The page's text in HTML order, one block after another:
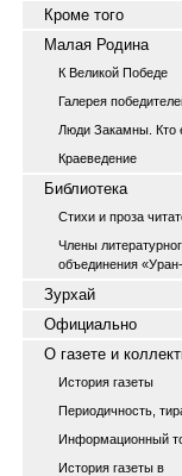
Кроме того
Малая Родина
К Великой Победе
Галерея
Люди Закамны. Кто
Краеведение
Библиотека
Стихи и проза
Члены
объединения
Зурхай
Официально
О газете и
История газеты
Периодичность,
Информационный
История газеты в